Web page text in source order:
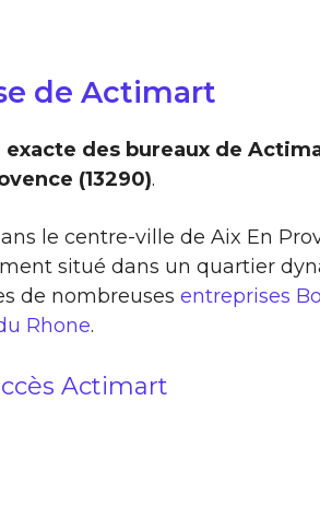
de Actimart
exacte des bureaux de
(13290).
le centre-ville de Aix En
situé dans un quartier
de nombreuses entreprises
Rhone.
Actimart